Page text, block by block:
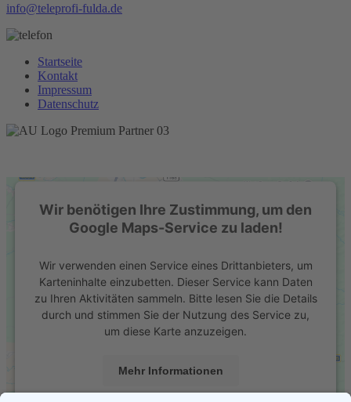
info@teleprofi-fulda.de
Startseite
Kontakt
Impressum
Datenschutz
Wir benötigen Ihre Zustimmung, um den
Google Maps-Service zu laden!
Wir verwenden einen Service eines Drittanbieters, um
Karteninhalte einzubetten. Dieser Service kann Daten
zu Ihren Aktivitäten sammeln. Bitte lesen Sie die Details
durch und stimmen Sie der Nutzung des Service zu,
um diese Karte anzuzeigen.
Mehr Informationen